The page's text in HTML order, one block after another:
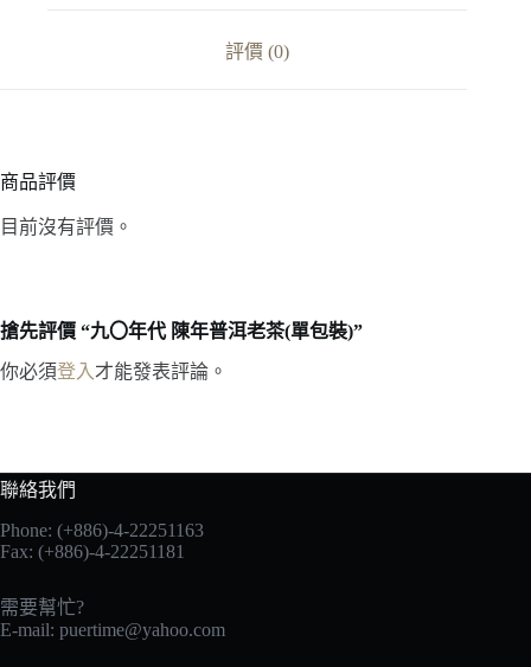
裝)
量
評價 (0)
商品評價
目前沒有評價。
搶先評價 “九〇年代 陳年普洱老茶(單包裝)”
你必須登入才能發表評論。
聯絡我們
Phone: (+886)-4-22251163
Fax: (+886)-4-22251181
需要幫忙?
E-mail: puertime@yahoo.com